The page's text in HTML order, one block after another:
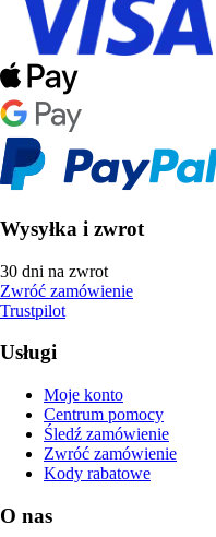
Wysyłka i zwrot
30 dni na zwrot
Zwróć zamówienie
Trustpilot
Usługi
Moje konto
Centrum pomocy
Śledź zamówienie
Zwróć zamówienie
Kody rabatowe
O nas